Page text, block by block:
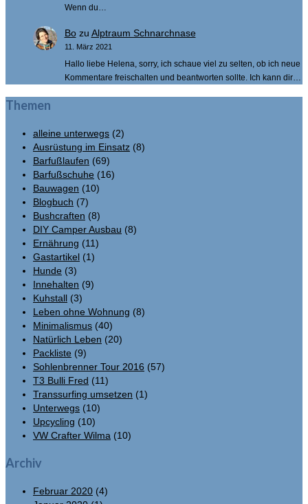
Wenn du…
Bozu Alptraum Schnarchnase
11. März 2021
Hallo liebe Helena, sorry, ich schaue viel zu selten, ob ich neue
Kommentare freischalten und beantworten sollte. Ich kann dir…
Themen
alleine unterwegs (2)
Ausrüstung im Einsatz (8)
Barfußlaufen (69)
Barfußschuhe (16)
Bauwagen (10)
Blogbuch (7)
Bushcraften (8)
DIY Camper Ausbau (8)
Ernährung (11)
Gastartikel (1)
Hunde (3)
Innehalten (9)
Kuhstall (3)
Leben ohne Wohnung (8)
Minimalismus (40)
Natürlich Leben (20)
Packliste (9)
Sohlenbrenner Tour 2016 (57)
T3 Bulli Fred (11)
Transsurfing umsetzen (1)
Unterwegs (10)
Upcycling (10)
VW Crafter Wilma (10)
Archiv
Februar 2020 (4)